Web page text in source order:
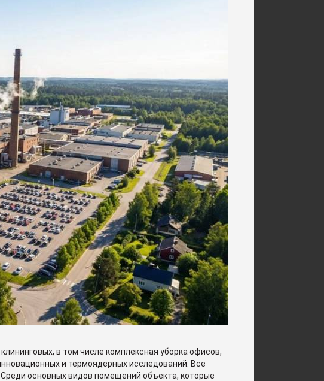
в том числе комплексная уборка офисов,
и термоядерных исследований. Все
основных видов помещений объекта, которые